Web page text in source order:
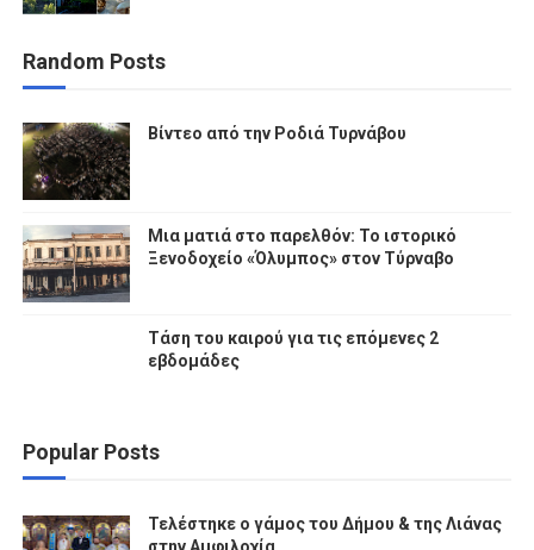
Random Posts
Βίντεο από την Ροδιά Τυρνάβου
Μια ματιά στο παρελθόν: Το ιστορικό
Ξενοδοχείο «Όλυμπος» στον Τύρναβο
Τάση του καιρού για τις επόμενες 2
εβδομάδες
Popular Posts
Τελέστηκε ο γάμος του Δήμου & της Λιάνας
στην Αμφιλοχία